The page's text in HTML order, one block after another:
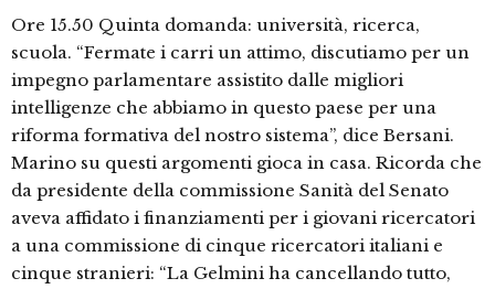
Ore 15.50 Quinta domanda: università, ricerca,
scuola. “Fermate i carri un attimo, discutiamo per un
impegno parlamentare assistito dalle migliori
intelligenze che abbiamo in questo paese per una
riforma formativa del nostro sistema”, dice Bersani.
Marino su questi argomenti gioca in casa. Ricorda che
da presidente della commissione Sanità del Senato
aveva affidato i finanziamenti per i giovani ricercatori
a una commissione di cinque ricercatori italiani e
cinque stranieri: “La Gelmini ha cancellando tutto,